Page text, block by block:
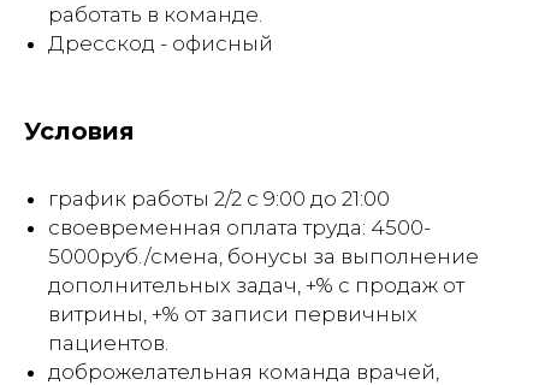
работать в команде.
Дресскод - офисный
Условия
график работы 2/2 с 9:00 до 21:00
своевременная оплата труда: 4500-
5000руб./смена, бонусы за выполнение
дополнительных задач, +% с продаж от
витрины, +% от записи первичных
пациентов.
доброжелательная команда врачей,